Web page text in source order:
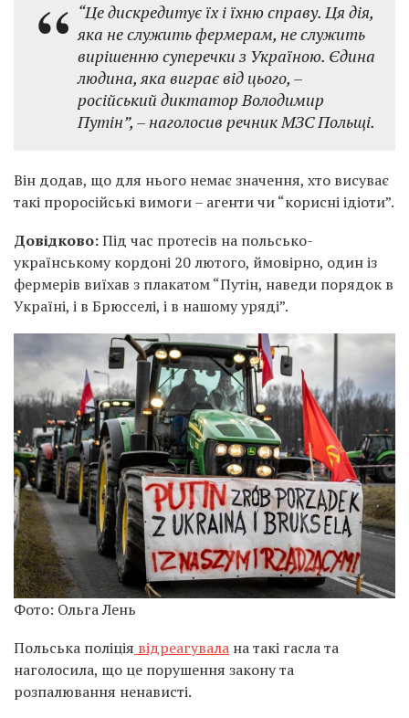
“Це дискредитує їх і їхню справу. Ця дія,
яка не служить фермерам, не служить
вирішенню суперечки з Україною. Єдина
людина, яка виграє від цього, –
російський диктатор Володимир
Путін”, – наголосив речник МЗС Польщі.
Він додав, що для нього немає значення, хто висуває
такі проросійські вимоги – агенти чи “корисні ідіоти”.
Довідково:Під час протесів на польсько-
українському кордоні 20 лютого, ймовірно, один із
фермерів виїхав з плакатом “Путін, наведи порядок в
Україні, і в Брюсселі, і в нашому уряді”.
Фото: Ольга Лень
Польська поліція відреагувала на такі гасла та
наголосила, що це порушення закону та
розпалювання ненависті.